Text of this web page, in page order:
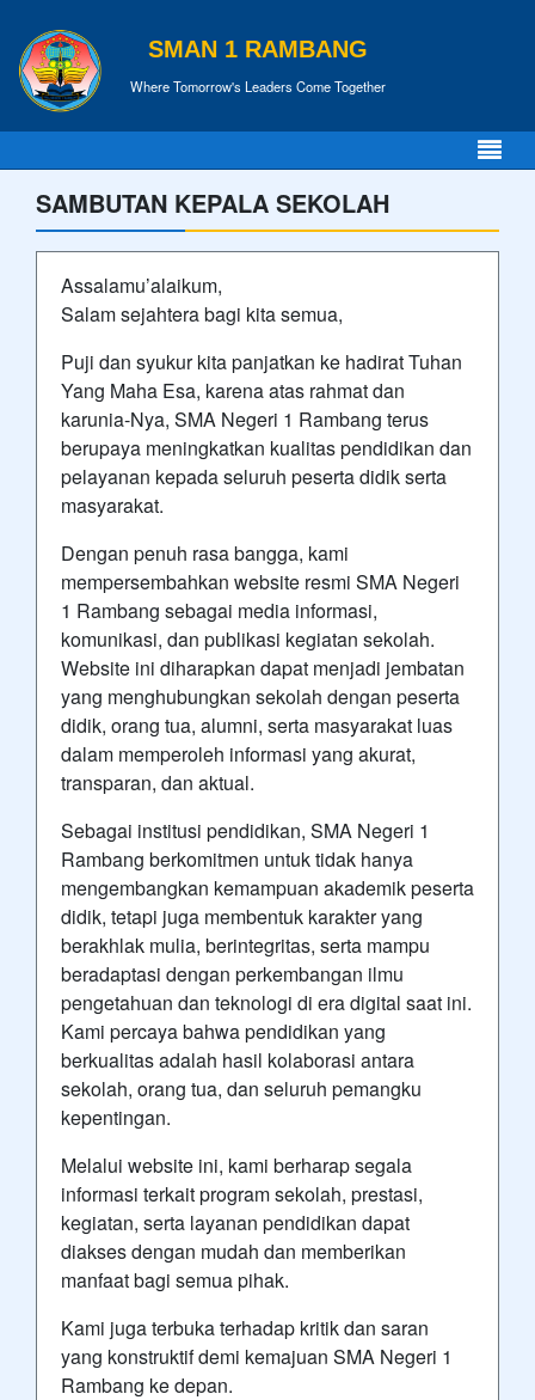
SMAN 1 RAMBANG
Where Tomorrow's Leaders Come Together
SAMBUTAN KEPALA SEKOLAH
Assalamu’alaikum,
Salam sejahtera bagi kita semua,
Puji dan syukur kita panjatkan ke hadirat Tuhan
Yang Maha Esa, karena atas rahmat dan
karunia-Nya, SMA Negeri 1 Rambang terus
berupaya meningkatkan kualitas pendidikan dan
pelayanan kepada seluruh peserta didik serta
masyarakat.
Dengan penuh rasa bangga, kami
mempersembahkan website resmi SMA Negeri
1 Rambang sebagai media informasi,
komunikasi, dan publikasi kegiatan sekolah.
Website ini diharapkan dapat menjadi jembatan
yang menghubungkan sekolah dengan peserta
didik, orang tua, alumni, serta masyarakat luas
dalam memperoleh informasi yang akurat,
transparan, dan aktual.
Sebagai institusi pendidikan, SMA Negeri 1
Rambang berkomitmen untuk tidak hanya
mengembangkan kemampuan akademik peserta
didik, tetapi juga membentuk karakter yang
berakhlak mulia, berintegritas, serta mampu
beradaptasi dengan perkembangan ilmu
pengetahuan dan teknologi di era digital saat ini.
Kami percaya bahwa pendidikan yang
berkualitas adalah hasil kolaborasi antara
sekolah, orang tua, dan seluruh pemangku
kepentingan.
Melalui website ini, kami berharap segala
informasi terkait program sekolah, prestasi,
kegiatan, serta layanan pendidikan dapat
diakses dengan mudah dan memberikan
manfaat bagi semua pihak.
Kami juga terbuka terhadap kritik dan saran
yang konstruktif demi kemajuan SMA Negeri 1
Rambang ke depan.